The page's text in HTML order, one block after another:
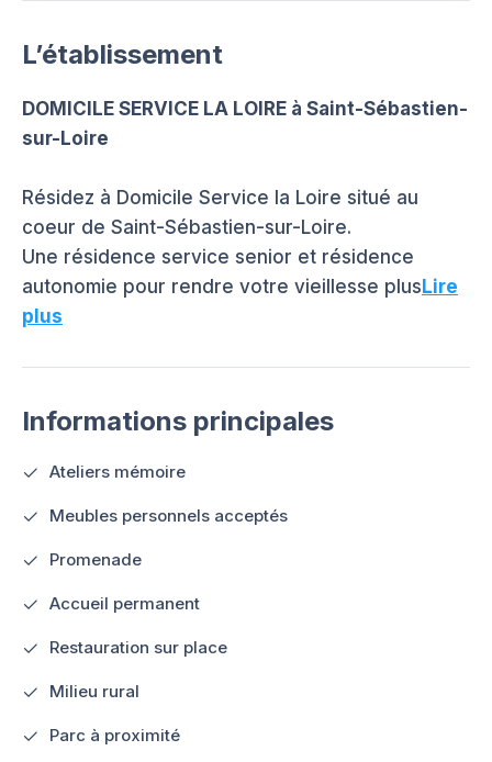
L’établissement
DOMICILE SERVICE LA LOIRE à Saint-Sébastien-
sur-Loire
Résidez à Domicile Service la Loire situé au
coeur de Saint-Sébastien-sur-Loire.
Une résidence service senior et résidence
autonomie pour rendre votre vieillesse plusLire
plus
Informations principales
Ateliers mémoire
Meubles personnels acceptés
Promenade
Accueil permanent
Restauration sur place
Milieu rural
Parc à proximité